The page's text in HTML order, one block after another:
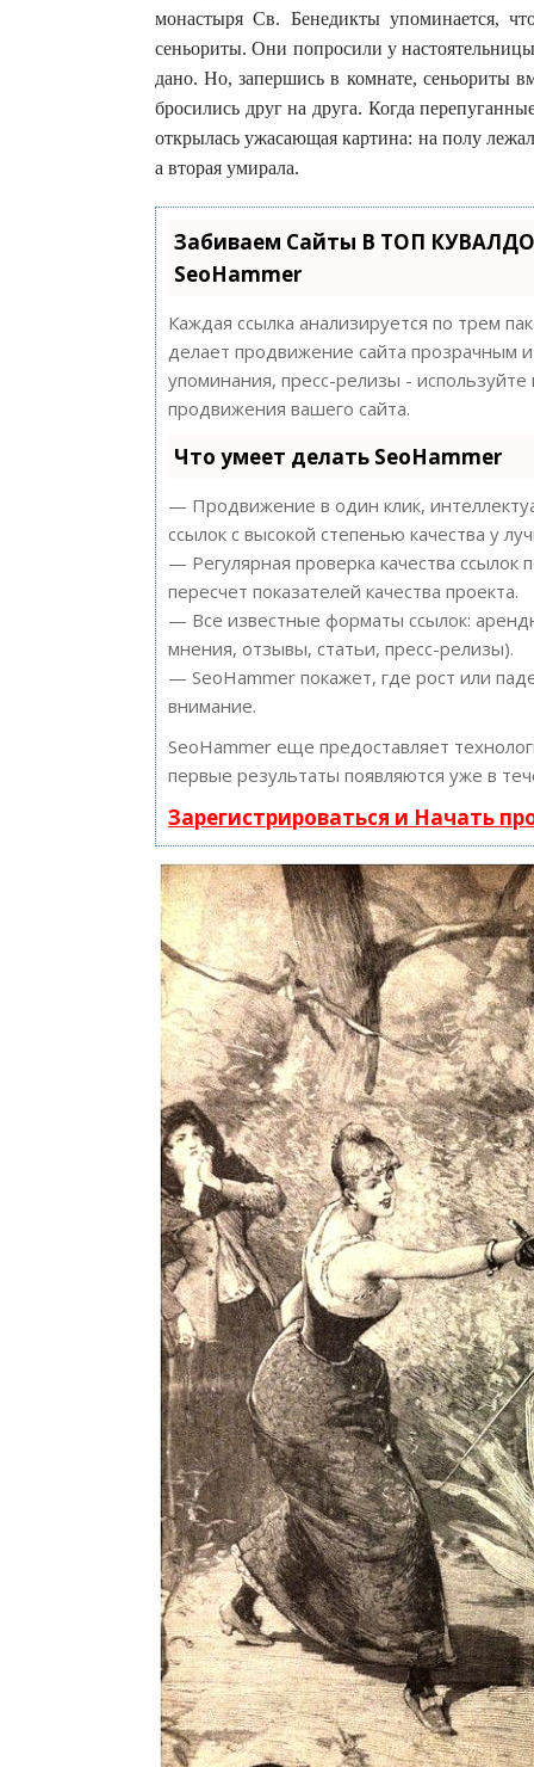
монастыря Св. Бенедикты упоминается,
сеньориты. Они попросили у
дано. Но, запершись в комнате, сеньориты
бросились друг на друга. Когда
открылась ужасающая картина: на полу
а вторая умирала.
Забиваем Сайты В ТОП
SeoHammer
Каждая ссылка анализируется по трем
делает продвижение сайта прозрачным
упоминания, пресс-релизы -
продвижения вашего сайта.
Что умеет делать SeoHammer
— Продвижение в один клик,
ссылок с высокой степенью качества у
— Регулярная проверка качества
пересчет показателей качества проекта.
— Все известные форматы ссылок:
мнения, отзывы, статьи, пресс-релизы).
— SeoHammer покажет, где рост или
внимание.
SeoHammer еще предоставляет
первые результаты появляются уже в
Зарегистрироваться и Начать